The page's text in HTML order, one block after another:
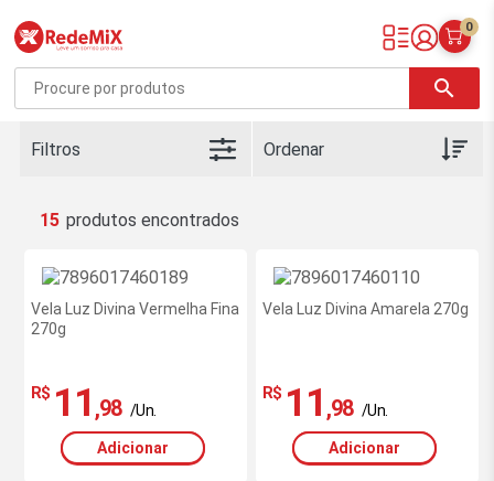
Redemix – Supermercado Online
0
search
Filtros
15
Vela Luz Divina Vermelha Fina
270g
R$ 11 ,98 /Un.
Adicionar
Vela Luz Divina Amarela 270g
R$ 11 ,98 /Un.
Adicionar